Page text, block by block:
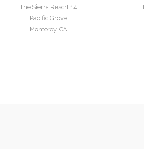
The Sierra Resort 14
Pacific Grove
Monterey, CA